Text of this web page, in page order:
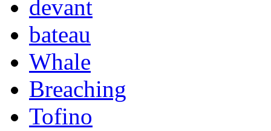
devant
bateau
Whale
Breaching
Tofino